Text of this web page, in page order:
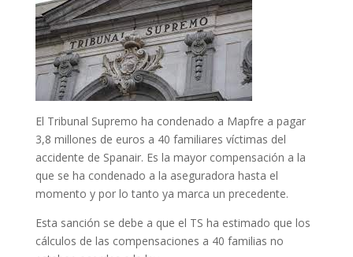
El Tribunal Supremo ha condenado a Mapfre a pagar
3,8 millones de euros a 40 familiares víctimas del
accidente de Spanair. Es la mayor compensación a la
que se ha condenado a la aseguradora hasta el
momento y por lo tanto ya marca un precedente.
Esta sanción se debe a que el TS ha estimado que los
cálculos de las compensaciones a 40 familias no